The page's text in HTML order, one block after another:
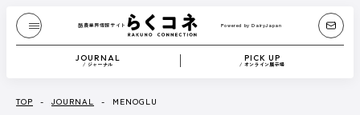
酪農業界情報サイト Powered by DairyJapan
JOURNAL
/ ジャーナル
PICK UP
/ オンライン展示場
JOURNAL
TOP - JOURNAL - MENOGLU